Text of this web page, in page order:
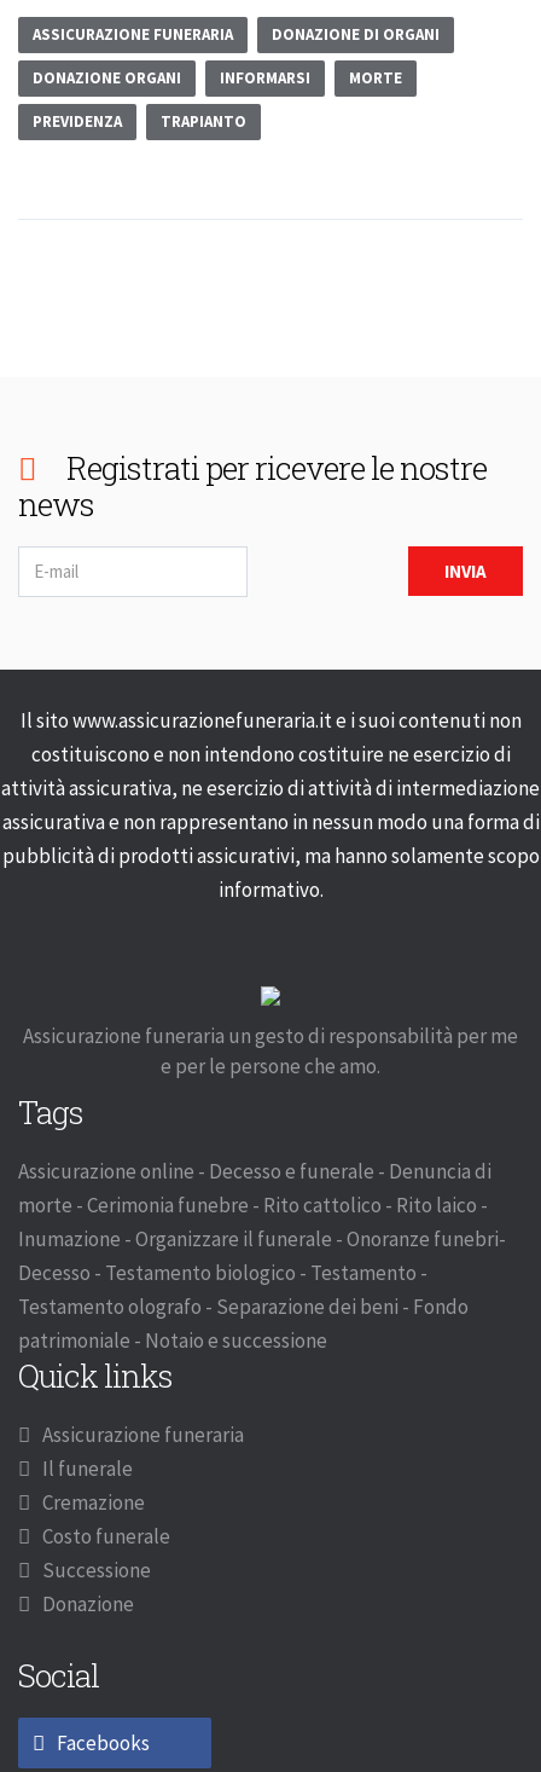
ASSICURAZIONE FUNERARIA DONAZIONE DI ORGANI
DONAZIONE ORGANI INFORMARSI MORTE
PREVIDENZA TRAPIANTO
Registrati per ricevere le nostre
news
Newsletter INVIA
Il sito www.assicurazionefuneraria.it e i suoi contenuti non
costituiscono e non intendono costituire ne esercizio di
attività assicurativa, ne esercizio di attività di intermediazione
assicurativa e non rappresentano in nessun modo una forma di
pubblicità di prodotti assicurativi, ma hanno solamente scopo
informativo.
Assicurazione funeraria un gesto di responsabilità per me
e per le persone che amo.
Tags
Assicurazione online - Decesso e funerale - Denuncia di
morte - Cerimonia funebre - Rito cattolico - Rito laico -
Inumazione - Organizzare il funerale - Onoranze funebri-
Decesso - Testamento biologico - Testamento -
Testamento olografo - Separazione dei beni - Fondo
patrimoniale - Notaio e successione
Quick links
Assicurazione funeraria
Il funerale
Cremazione
Costo funerale
Successione
Donazione
Social
Facebooks